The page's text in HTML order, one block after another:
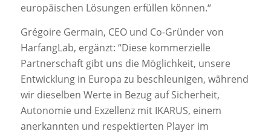
europäischen Lösungen erfüllen können.“
Grégoire Germain, CEO und Co-Gründer von
HarfangLab, ergänzt: “Diese kommerzielle
Partnerschaft gibt uns die Möglichkeit, unsere
Entwicklung in Europa zu beschleunigen, während
wir dieselben Werte in Bezug auf Sicherheit,
Autonomie und Exzellenz mit IKARUS, einem
anerkannten und respektierten Player im